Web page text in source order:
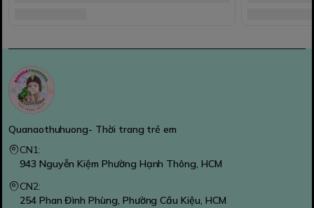
Quanaothuhuong- Thời trang trẻ em
CN1:
943 Nguyễn Kiệm Phường Hạnh Thông, HCM
CN2:
254 Phan Đình Phùng, Phường Cầu Kiệu, HCM